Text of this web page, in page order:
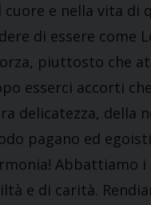
e nella vita di
di essere come
piuttosto che
esserci accorti
delicatezza, della
pagano ed
Abbattiamo
e di carità.